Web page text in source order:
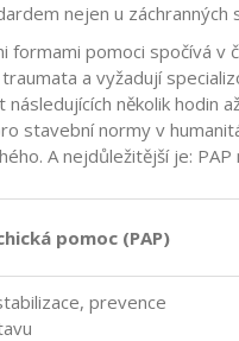
nejen u záchranných
formami pomoci spočívá v
a vyžadují
několik hodin
stavební normy v
A nejdůležitější je:
pomoc (PAP)
prevence